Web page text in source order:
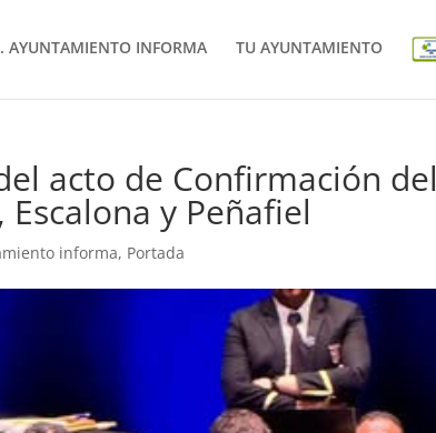
AYUNTAMIENTO INFORMA TU AYUNTAMIENTO
acto de Confirmación del
y Peñafiel
informa, Portada